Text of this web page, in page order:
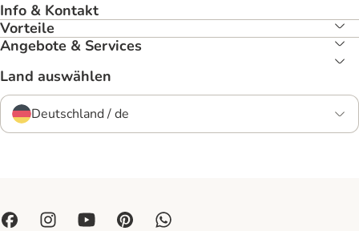
Info & Kontakt
Vorteile
Angebote & Services
Land auswählen
Deutschland / de